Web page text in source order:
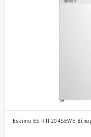
Eskimo ES RTF204SEWE